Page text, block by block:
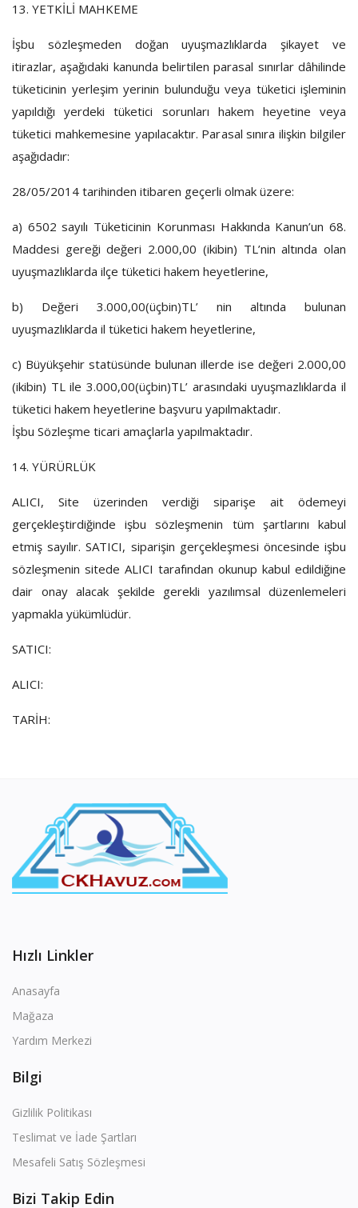
13. YETKİLİ MAHKEME
İşbu sözleşmeden doğan uyuşmazlıklarda şikayet ve
itirazlar, aşağıdaki kanunda belirtilen parasal sınırlar dâhilinde
tüketicinin yerleşim yerinin bulunduğu veya tüketici işleminin
yapıldığı yerdeki tüketici sorunları hakem heyetine veya
tüketici mahkemesine yapılacaktır. Parasal sınıra ilişkin bilgiler
aşağıdadır:
28/05/2014 tarihinden itibaren geçerli olmak üzere:
a) 6502 sayılı Tüketicinin Korunması Hakkında Kanun’un 68.
Maddesi gereği değeri 2.000,00 (ikibin) TL’nin altında olan
uyuşmazlıklarda ilçe tüketici hakem heyetlerine,
b) Değeri 3.000,00(üçbin)TL’ nin altında bulunan
uyuşmazlıklarda il tüketici hakem heyetlerine,
c) Büyükşehir statüsünde bulunan illerde ise değeri 2.000,00
(ikibin) TL ile 3.000,00(üçbin)TL’ arasındaki uyuşmazlıklarda il
tüketici hakem heyetlerine başvuru yapılmaktadır.
İşbu Sözleşme ticari amaçlarla yapılmaktadır.
14. YÜRÜRLÜK
ALICI, Site üzerinden verdiği siparişe ait ödemeyi
gerçekleştirdiğinde işbu sözleşmenin tüm şartlarını kabul
etmiş sayılır. SATICI, siparişin gerçekleşmesi öncesinde işbu
sözleşmenin sitede ALICI tarafından okunup kabul edildiğine
dair onay alacak şekilde gerekli yazılımsal düzenlemeleri
yapmakla yükümlüdür.
SATICI:
ALICI:
TARİH:
Hızlı Linkler
Anasayfa
Mağaza
Yardım Merkezi
Bilgi
Gizlilik Politikası
Teslimat ve İade Şartları
Mesafeli Satış Sözleşmesi
Bizi Takip Edin